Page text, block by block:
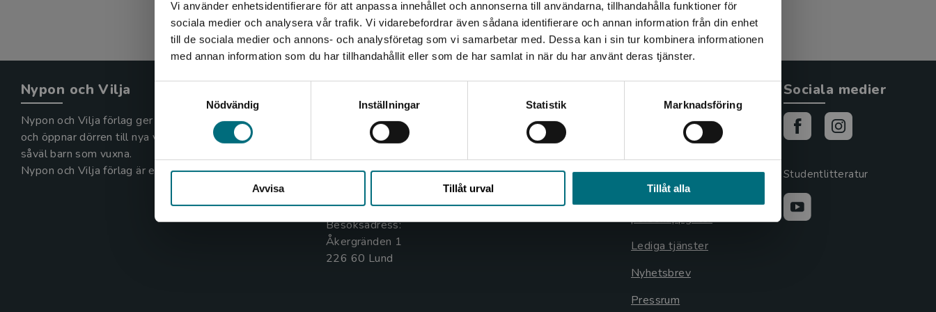
Vi använder enhetsidentifierare för att anpassa innehållet och annonserna till användarna, tillhandahålla funktioner för
sociala medier och analysera vår trafik. Vi vidarebefordrar även sådana identifierare och annan information från din enhet
till de sociala medier och annons- och analysföretag som vi samarbetar med. Dessa kan i sin tur kombinera informationen
med annan information som du har tillhandahållit eller som de har samlat in när du har använt deras tjänster.
Nödvändig
Inställningar Statistik Marknadsföring
Avvisa Tillåt urval Tillåt alla
Det verkar som att du besöker nyponochviljaforlag.se via
en enhet utanför Sverige. Vi erbjuder inte leveranser
utanför Sverige. För att kunna slutföra ett köp måste
leveransadressen vara i Sverige.
Nypon och Vilja
Nypon och Vilja förlag ger ut böcker som väcker läslust
och öppnar dörren till nya världar och möjligheter för
såväl barn som vuxna.
Nypon och Vilja förlag är en del av Studentlitteratur.
Kontakta oss
046-31 20 00
Box 141
Besöksadress:
Åkergränden 1
Kontakta kundservice
046-31 21 00
Frågor och svar
Köpvillkor
Cookieinställningar
GDPR och
personuppgifter
Lediga tjänster
Nyhetsbrev
Pressrum
Sociala medier
Studentlitteratur